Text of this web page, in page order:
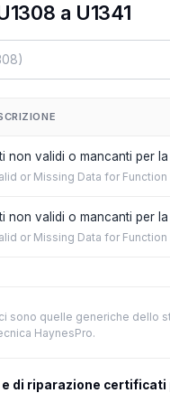
a U1341
non validi o mancanti per
or Missing Data for
non validi o mancanti per
or Missing Data for
sono quelle generiche dello
HaynesPro.
di riparazione certificati